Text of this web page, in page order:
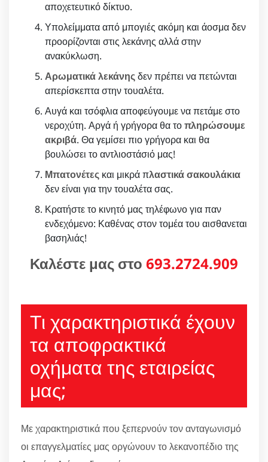
αποχετευτικό δίκτυο.
Υπολείμματα από μπογιές ακόμη και άοσμα δεν
προορίζονται στις λεκάνης αλλά στην
ανακύκλωση.
Αρωματικά λεκάνηςδεν πρέπει να πετώνται
απερίσκεπτα στην τουαλέτα.
Αυγά και τσόφλια αποφεύγουμε να πετάμε στο
νεροχύτη. Αργά ή γρήγορα θα τοπληρώσουμε
ακριβά. Θα γεμίσει πιο γρήγορα και θα
βουλώσει το αντλιοστάσιό μας!
Μπατονέτες και μικρά πλαστικά σακουλάκια
δεν είναι για την τουαλέτα σας.
Κρατήστε το κινητό μας τηλέφωνο για παν
ενδεχόμενο: Καθένας στον τομέα του αισθανεται
βασηλιάς!
Καλέστε μας στο 693.2724.909
Τι χαρακτηριστικά έχουν
τα αποφρακτικά
οχήματα της εταιρείας
μας;
Με χαρακτηριστικά που ξεπερνούν τον ανταγωνισμό
οι επαγγελματίες μας οργώνουν το λεκανοπέδιο της